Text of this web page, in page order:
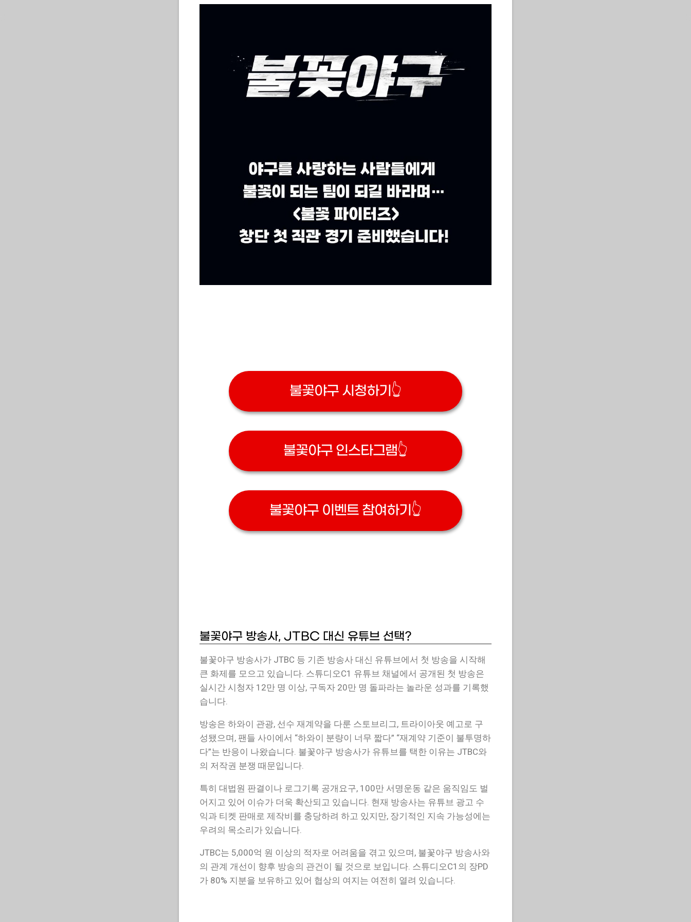
불꽃야구 시청하기👆
불꽃야구 인스타그램👆
불꽃야구 이벤트 참여하기👆
불꽃야구 방송사, JTBC 대신 유튜브 선택?
불꽃야구 방송사가 JTBC 등 기존 방송사 대신 유튜브에서 첫 방송을 시작해
큰 화제를 모으고 있습니다. 스튜디오C1 유튜브 채널에서 공개된 첫 방송은
실시간 시청자 12만 명 이상, 구독자 20만 명 돌파라는 놀라운 성과를 기록했
습니다.
방송은 하와이 관광, 선수 재계약을 다룬 스토브리그, 트라이아웃 예고로 구
성됐으며, 팬들 사이에서 “하와이 분량이 너무 짧다” “재계약 기준이 불투명하
다”는 반응이 나왔습니다. 불꽃야구 방송사가 유튜브를 택한 이유는 JTBC와
의 저작권 분쟁 때문입니다.
특히 대법원 판결이나 로그기록 공개요구, 100만 서명운동 같은 움직임도 벌
어지고 있어 이슈가 더욱 확산되고 있습니다. 현재 방송사는 유튜브 광고 수
익과 티켓 판매로 제작비를 충당하려 하고 있지만, 장기적인 지속 가능성에는
우려의 목소리가 있습니다.
JTBC는 5,000억 원 이상의 적자로 어려움을 겪고 있으며, 불꽃야구 방송사와
의 관계 개선이 향후 방송의 관건이 될 것으로 보입니다. 스튜디오C1의 장PD
가 80% 지분을 보유하고 있어 협상의 여지는 여전히 열려 있습니다.